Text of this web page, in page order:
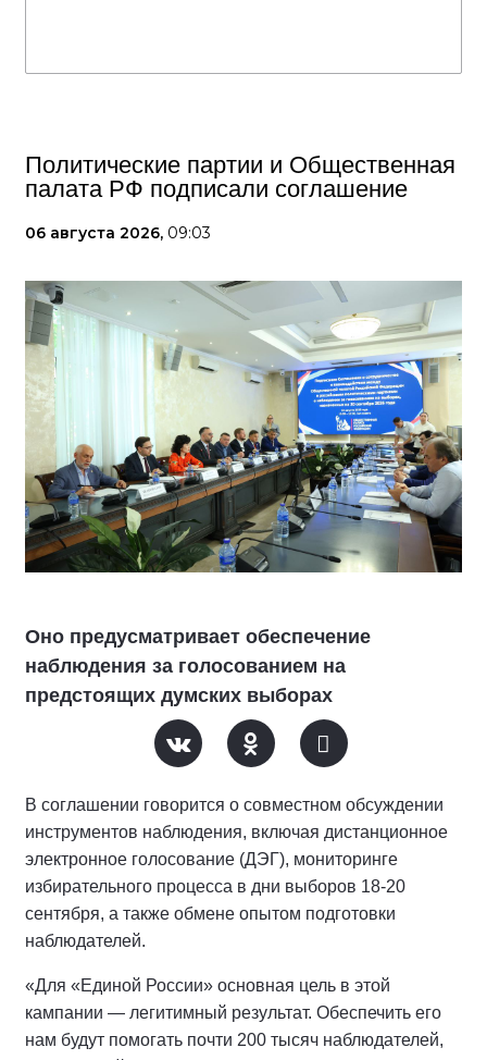
Политические партии и Общественная
палата РФ подписали соглашение
06 августа 2026, 09:03
Оно предусматривает обеспечение
наблюдения за голосованием на
предстоящих думских выборах
В соглашении говорится о совместном обсуждении
инструментов наблюдения, включая дистанционное
электронное голосование (ДЭГ), мониторинге
избирательного процесса в дни выборов 18-20
сентября, а также обмене опытом подготовки
наблюдателей.
«Для «Единой России» основная цель в этой
кампании — легитимный результат. Обеспечить его
нам будут помогать почти 200 тысяч наблюдателей,